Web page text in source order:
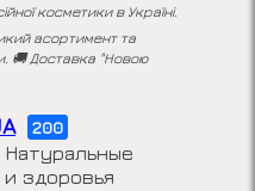
косметики в Україні.
асортимент та
🚚 Доставка "Новою
200
здоровья